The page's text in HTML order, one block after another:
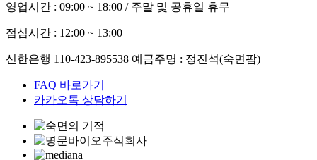
영업시간 : 09:00 ~ 18:00 / 주말 및 공휴일 휴무
점심시간 : 12:00 ~ 13:00
신한은행 110-423-895538 예금주명 : 정진석(숙면팜)
FAQ 바로가기
카카오톡 상담하기